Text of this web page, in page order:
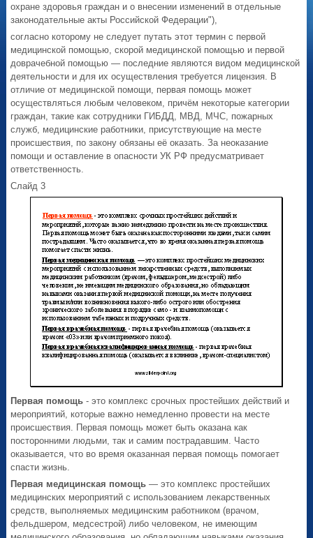
охране здоровья граждан и о внесении изменений в отдельные
законодательные акты Российской Федерации"),
согласно которому не следует путать этот термин с первой
медицинской помощью, скорой медицинской помощью и первой
доврачебной помощью — последние являются видом медицинской
деятельности и для их осуществления требуется лицензия. В
отличие от медицинской помощи, первая помощь может
осуществляться любым человеком, причём некоторые категории
граждан, такие как сотрудники ГИБДД, МВД, МЧС, пожарных
служб, медицинские работники, присутствующие на месте
происшествия, по закону обязаны её оказать. За неоказание
помощи и оставление в опасности УК РФ предусматривает
ответственность.
Слайд 3
Первая помощь - это комплекс срочных простейших действий и
мероприятий, которые важно немедленно провести на месте
происшествия. Первая помощь может быть оказана как
посторонними людьми, так и самим пострадавшим. Часто
оказывается, что во время оказанная первая помощь помогает
спасти жизнь.
Первая медицинская помощь — это комплекс простейших
медицинских мероприятий с использованием лекарственных
средств, выполняемых медицинским работником (врачом,
фельдшером, медсестрой) либо человеком, не имеющим